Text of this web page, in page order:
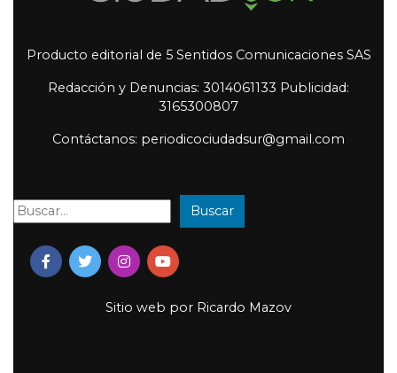
Producto editorial de 5 Sentidos Comunicaciones SAS
Redacción y Denuncias: 3014061133 Publicidad:
3165300807
Contáctanos: periodicociudadsur@gmail.com
Buscar: Buscar
Sitio web por Ricardo Mazov